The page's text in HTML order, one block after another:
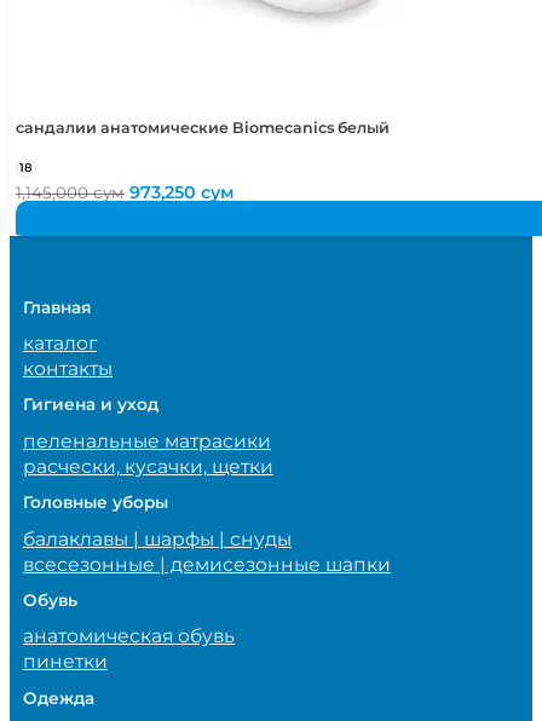
сандалии анатомические Biomecanics белый
18
1,145,000сум Первоначальная
цена
1,145,000 сум.
973,250сум
цена:
Главная
каталог
контакты
Гигиена и уход
пеленальные матрасики
расчески, кусачки, щетки
Головные уборы
балаклавы | шарфы | снуды
всесезонные | демисезонные шапки
Обувь
анатомическая обувь
пинетки
Одежда